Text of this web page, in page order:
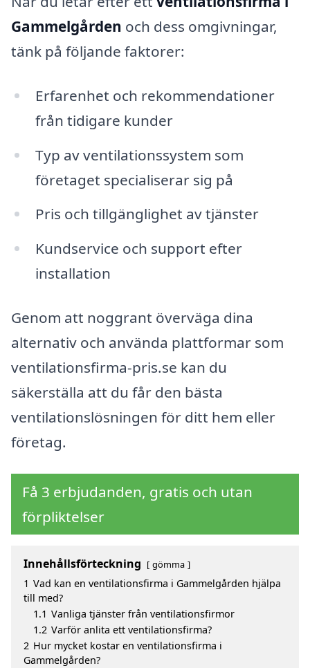
Gammelgården och dess omgivningar,
tänk på följande faktorer:
Erfarenhet och rekommendationer
från tidigare kunder
Typ av ventilationssystem som
företaget specialiserar sig på
Pris och tillgänglighet av tjänster
Kundservice och support efter
installation
Genom att noggrant överväga dina
alternativ och använda plattformar som
ventilationsfirma-pris.se kan du
säkerställa att du får den bästa
ventilationslösningen för ditt hem eller
företag.
Få 3 erbjudanden, gratis och utan
förpliktelser
Innehållsförteckning gömma
1 Vad kan en ventilationsfirma i Gammelgården hjälpa
till med?
1.1 Vanliga tjänster från ventilationsfirmor
1.2 Varför anlita ett ventilationsfirma?
2 Hur mycket kostar en ventilationsfirma i
Gammelgården?